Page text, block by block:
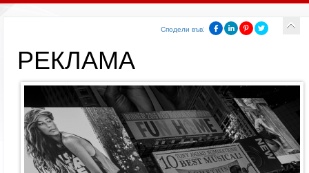
Сподели във:
РЕКЛАМА